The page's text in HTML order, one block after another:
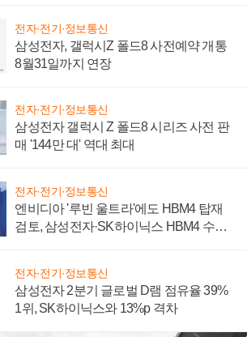
전자·전기·정보통신
삼성전자, 갤럭시Z 폴드8 사전예약 개통
8월31일까지 연장
전자·전기·정보통신
삼성전자 갤럭시 Z 폴드8 시리즈 사전 판
매 '144만 대' 역대 최대
전자·전기·정보통신
엔비디아 '루빈 울트라'에도 HBM4 탑재
검토, 삼성전자·SK하이닉스 HBM4 수율
전자·전기·정보통신
삼성전자 2분기 글로벌 D램 점유율 39%
1위, SK하이닉스와 13%p 격차